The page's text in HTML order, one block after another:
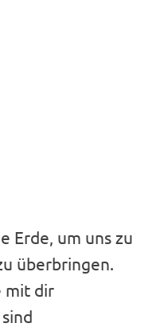
Erde, um uns zu
überbringen.
mit dir